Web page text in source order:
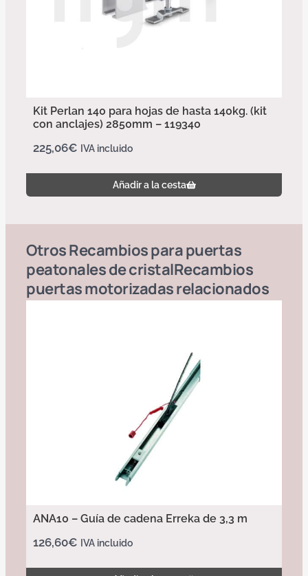
Kit Perlan 140 para hojas de hasta 140kg. (kit
con anclajes) 2850mm – 119340
225,06€ IVA incluido
Añadir a la cesta
OtrosRecambios para puertas
peatonales de cristalRecambios
puertas motorizadasrelacionados
ANA10 – Guía de cadena Erreka de 3,3 m
126,60€ IVA incluido